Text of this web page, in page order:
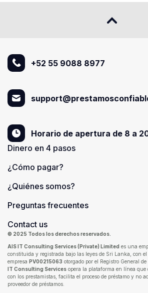
+52 55 9088 8977
Horario de apertura de 8 a
Dinero en 4 pasos
¿Cómo pagar?
¿Quiénes somos?
Preguntas frecuentes
Contact us
© 2025 Todos los derechos reservados.
AIS IT Consulting Services (Private) Limited es una
constituida y registrada bajo las leyes de Sri Lanka, con el
empresa PV00215063 otorgado por el Registro General de
IT Consulting Services opera la plataforma en línea que
con los prestamistas, facilita el proceso de préstamo y no
proveedor de préstamos.